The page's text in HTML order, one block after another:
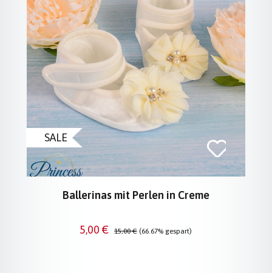
SALE
Ballerinas mit Perlen in Creme
Verkaufspreis:
5,00 € Regulärer Preis:
15,00 € (66.67% gespart)